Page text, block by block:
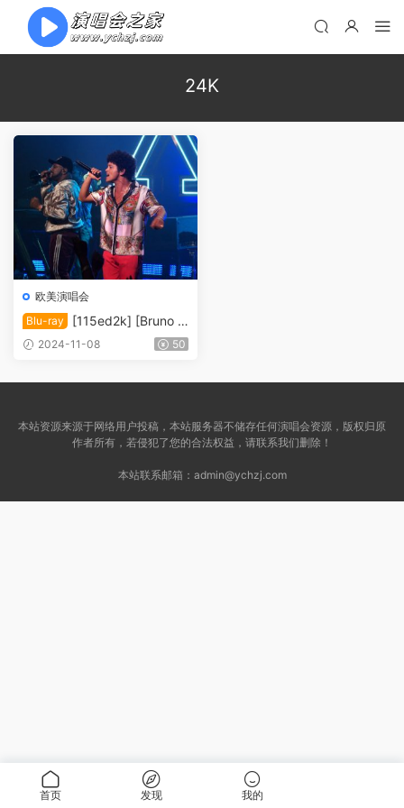
24K
欧美演唱会
Blu-ray
[115ed2k] [Bruno M
ars：24K魔幻演唱会实录][IS
2024-11-08 50
本站资源来源于网络用户投稿，本站服务器不储存任何演唱会资源，版权归原
作者所有，若侵犯了您的合法权益，请联系我们删除！
本站联系邮箱： admin@ychzj.com
首页 发现 我的